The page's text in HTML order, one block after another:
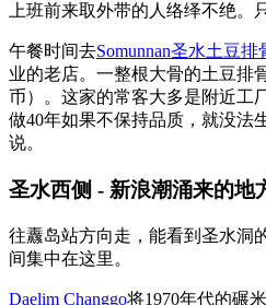
上班前来取外带的人络绎不绝。
午餐时间去Somunnan圣水土豆排
业的老店。一整根大骨的土豆排
币）。这家的常客大多是附近工
做40年如果不保持品质，就没法
说。
圣水西侧 - 新浪潮涌来的地
往纛岛站方向走，能看到圣水洞
间集中在这里。
Daelim Changgo将1970年代的碾